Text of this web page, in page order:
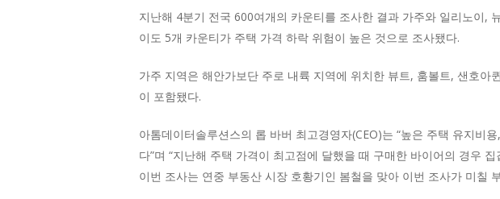
지난해 4분기 전국 600여개의 카운티를 조사한 결과 가주와 일리노이,
이도 5개 카운티가 주택 가격 하락 위험이 높은 것으로 조사됐다.
가주 지역은 해안가보단 주로 내륙 지역에 위치한 뷰트, 훔볼트, 샌호
이 포함됐다.
아톰데이터솔루션스의 롭 바버 최고경영자(CEO)는 “높은 주택 유지비
다”며 “지난해 주택 가격이 최고점에 달했을 때 구매한 바이어의 경우
이번 조사는 연중 부동산 시장 호황기인 봄철을 맞아 이번 조사가 미칠